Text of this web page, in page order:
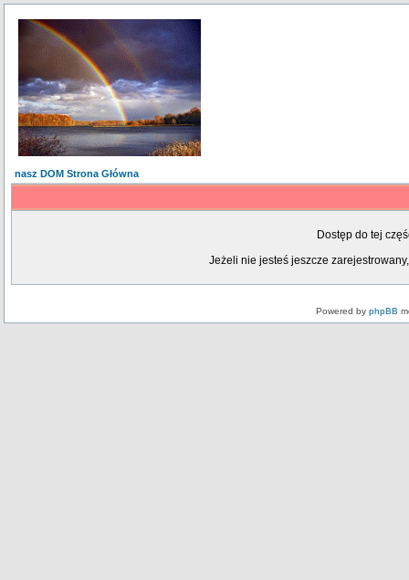
nasz DOM Strona Główna
Dostęp do tej
Jeżeli nie jesteś jeszcze
Powered by phpBB